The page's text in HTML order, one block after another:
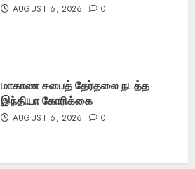
AUGUST 6, 2026 0
மாகாண சபைத் தேர்தலை நடத்த
இந்தியா கோரிக்கை
AUGUST 6, 2026 0